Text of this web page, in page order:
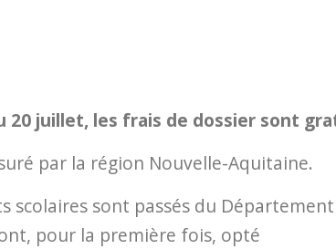
20 juillet, les frais de dossier sont
par la région Nouvelle-Aquitaine.
scolaires sont passés du Département
pour la première fois, opté